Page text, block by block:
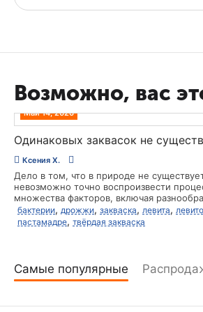
Возможно, вас
Май 14, 2026
Одинаковых заквасок не
Ксения Х.
Дело в том, что в природе не
невозможно точно воспроизвести
множества факторов, включая
и других нюансов. Подчеркну:
лишь на основе рецепта или метода. Поскольку закваска играет ключевую
контексте групповых курсов по
адаптировать процесс обучения под
закваски, вашу муку и как она
бактерии, дрожжи, закваска, левита,
пастамадре, твёрдая закваска
Самые популярные